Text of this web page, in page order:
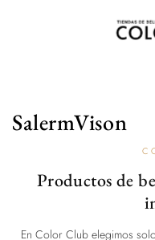
SalermVison
Productos de
En Color Club elegimos